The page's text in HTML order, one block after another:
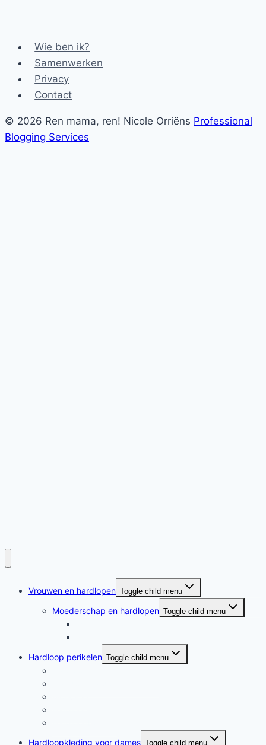
Wie ben ik?
Samenwerken
Privacy
Contact
© 2026 Ren mama, ren! Nicole Orriëns Professional
Blogging Services
Vrouwen en hardlopen Toggle child menu
Moederschap en hardlopen Toggle child menu
Hardloop perikelen Toggle child menu
Hardloopkleding voor dames Toggle child menu